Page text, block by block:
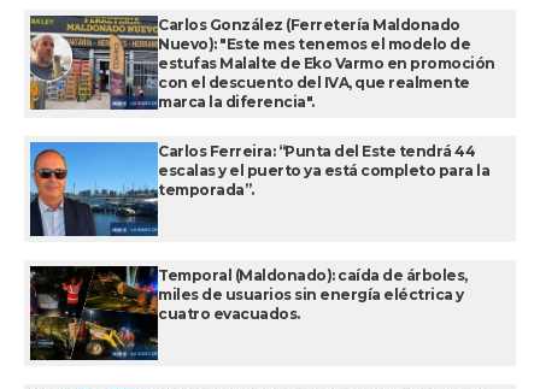
Carlos González (Ferretería Maldonado
Nuevo): "Este mes tenemos el modelo de
estufas Malalte de Eko Varmo en promoción
con el descuento del IVA, que realmente
marca la diferencia".
Carlos Ferreira: “Punta del Este tendrá 44
escalas y el puerto ya está completo para la
temporada”.
Temporal (Maldonado): caída de árboles,
miles de usuarios sin energía eléctrica y
cuatro evacuados.